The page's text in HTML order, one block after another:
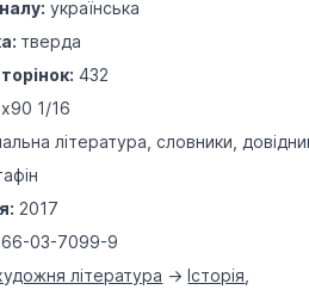
українська
тверда
432
1/16
література, словники,
2017
03-7099-9
література ->Історія